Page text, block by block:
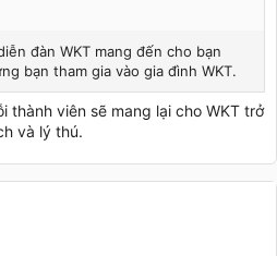
đàn WKT mang đến cho bạn
bạn tham gia vào gia đình WKT.
thành viên sẽ mang lại cho WKT trở
và lý thú.